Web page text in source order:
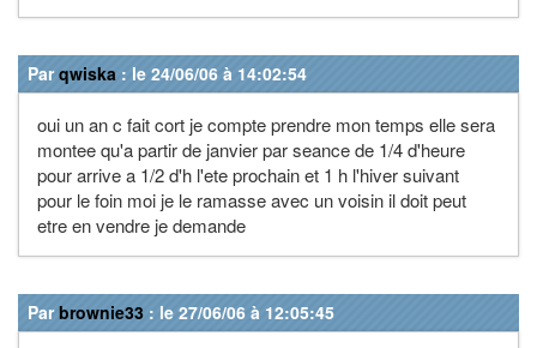
Parqwiska : le 24/06/06 à 14:02:54
oui un an c fait cort je compte prendre mon temps elle sera
montee qu'a partir de janvier par seance de 1/4 d'heure
pour arrive a 1/2 d'h l'ete prochain et 1 h l'hiver suivant
pour le foin moi je le ramasse avec un voisin il doit peut
etre en vendre je demande
Parbrownie33 : le 27/06/06 à 12:05:45